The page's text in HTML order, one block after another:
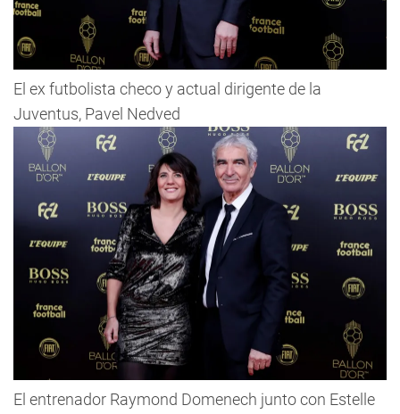
El ex futbolista checo y actual dirigente de la
Juventus, Pavel Nedved
El entrenador Raymond Domenech junto con Estelle